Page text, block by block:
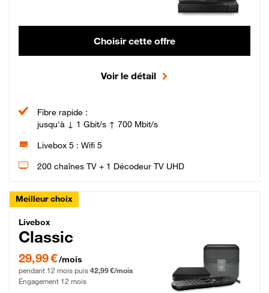
Choisir cette offre
Voir le détail
Fibre rapide :
jusqu'à ↓ 1 Gbit/s ↑ 700 Mbit/s
Livebox 5 : Wifi 5
200 chaînes TV + 1 Décodeur TV UHD
Meilleur choix
Livebox Classic Fibre
Livebox
Classic
29,99 € par mois pendant 12 mois puis 42,99 € par mois, Engagement 12 mois
29,99 €/mois
pendant 12 mois puis 42,99 €/mois
Engagement 12 mois